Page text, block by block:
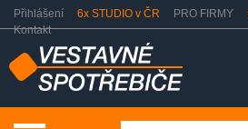
Přihlášení 6x STUDIO v ČR PRO FIRMY
Kontakt